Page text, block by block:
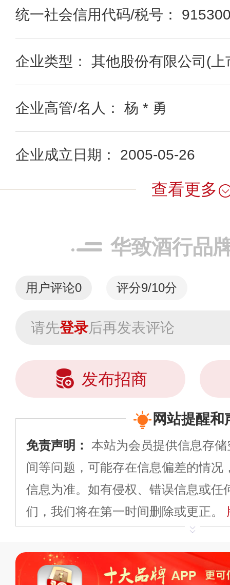
统一社会信用代码/税号：
企业类型： 其他股份有限公司(上
企业高管/名人： 杨 * 勇
企业成立日期： 2005-05-26
查看更多
华致酒行品
用户评论0 评分9/10分
请先登录后再发表评论
发布招商
网站提醒和
免责声明： 本站为会员提供信息存
间等问题，可能存在信息偏差的情况
信息为准。如有侵权、错误信息或任
们，我们将在第一时间删除或更正。
平台自有内容（文字
标、LOGO 等）知识产权归本站所
复制、转载、商用。本站不生产产